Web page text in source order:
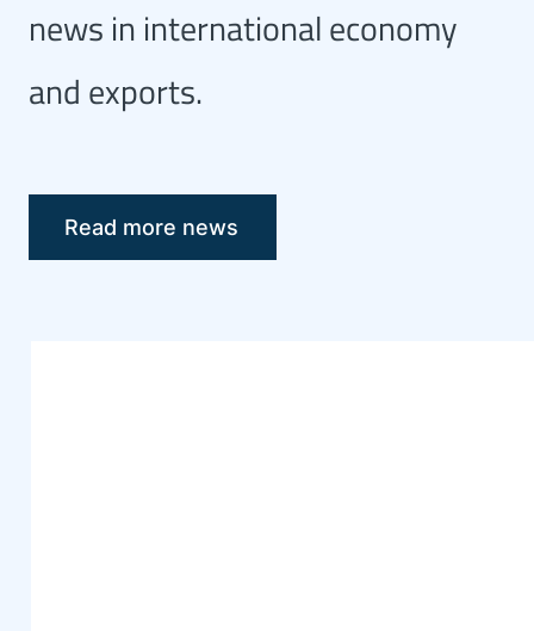
news in international economy
and exports.
Read more news